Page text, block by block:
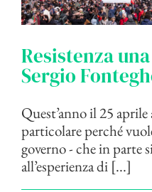
Resistenza
Sergio
Quest’anno il 25
particolare perché
governo - che in parte
all’esperienza di [...]